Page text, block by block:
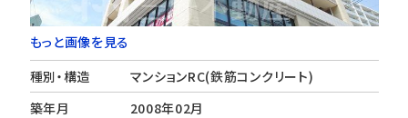
もっと画像を見る
種別・構造
マンションRC(鉄筋コンクリート)
築年月
2008年02月